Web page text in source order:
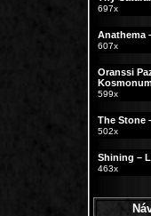
697x
Anathema
607x
Oranssi
599x
The Stone
502x
Shining –
463x